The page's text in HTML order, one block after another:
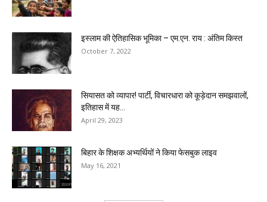
इस्लाम की ऐतिहासिक भूमिका – एम.एन. राय : अंतिम किस्त
October 7, 2022
सियासत को व्यापार! पार्टी, विचारधारा को कूड़ेदान समझवालों,
इतिहास में यह...
April 29, 2023
बिहार के शिक्षक अभ्यर्थियों ने किया फेसबुक लाइव
May 16, 2021